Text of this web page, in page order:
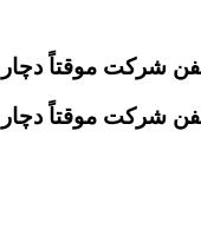
موقتاً دچار اختلال
موقتاً دچار اختلال